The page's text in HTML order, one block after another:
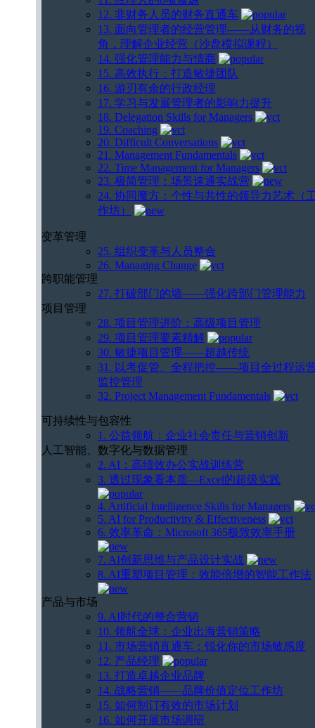
12. 非财务人员的财务直通车
13. 面向管理者的经营管理——从财务的视
角，理解企业经营（沙盘模拟课程）
14. 强化管理能力与情商
15. 高效执行：打造敏捷团队
16. 游刃有余的行政经理
17. 学习与发展管理者的影响力提升
18. Delegation Skills for Managers
19. Coaching
20. Difficult Conversations
21. Management Fundamentals
22. Time Management for Managers
23. 极简管理：场景速通实战营
24. 协同魔方：个性与共性的领导力艺术（
作坊）
变革管理
25. 组织变革与人员整合
26. Managing Change
跨职能管理
27. 打破部门的墙——强化跨部门管理能力
项目管理
28. 项目管理进阶：高级项目管理
29. 项目管理要素精解
30. 敏捷项目管理——超越传统
31. 以考促管、全程把控——项目全过程运
监控管理
32. Project Management Fundamentals
可持续性与包容性
1. 公益领航：企业社会责任与营销创新
人工智能、数字化与数据管理
2. AI：高绩效办公实战训练营
3. 透过现象看本质—Excel的超级实践
4. Artificial Intelligence Skills for Managers
5. AI for Productivity & Effectiveness
6. 效率革命：Microsoft 365极致效率手册
7. AI创新思维与产品设计实战
8. AI重塑项目管理：效能倍增的智能工作法
产品与市场
9. AI时代的整合营销
10. 领航全球：企业出海营销策略
11. 市场营销直通车：锐化你的市场敏感度
12. 产品经理
13. 打造卓越企业品牌
14. 战略营销——品牌价值定位工作坊
15. 如何制订有效的市场计划
16. 如何开展市场调研